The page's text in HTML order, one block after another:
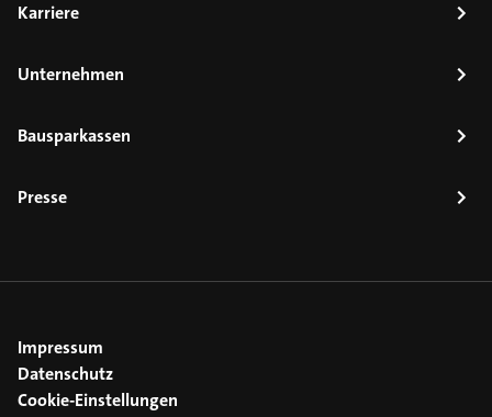
Karriere
Unternehmen
Bausparkassen
Presse
Impressum
Datenschutz
Cookie-Einstellungen